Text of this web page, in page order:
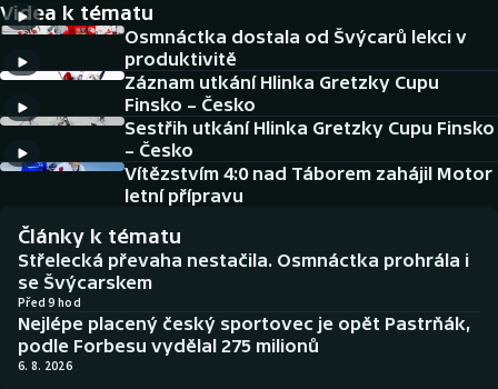
Cyklistika
DALŠÍ SPORTY
Americký fotbal
Baseball a softbal
Basketbal
Biatlon
Boby a skeleton
NEPŘEHLÉDNĚTE
Historické návraty
Aplikace ČT sport
AZ kvíz
Videa k tématu
Osmnáctka dostala od Švýcarů lekci v
produktivitě
Záznam utkání Hlinka Gretzky Cupu
Finsko – Česko
Sestřih utkání Hlinka Gretzky Cupu Finsko
– Česko
Vítězstvím 4:0 nad Táborem zahájil Motor
letní přípravu
Články k tématu
Střelecká převaha nestačila. Osmnáctka prohrála i
se Švýcarskem
Před 9 hod
Nejlépe placený český sportovec je opět Pastrňák,
podle Forbesu vydělal 275 milionů
6. 8. 2026